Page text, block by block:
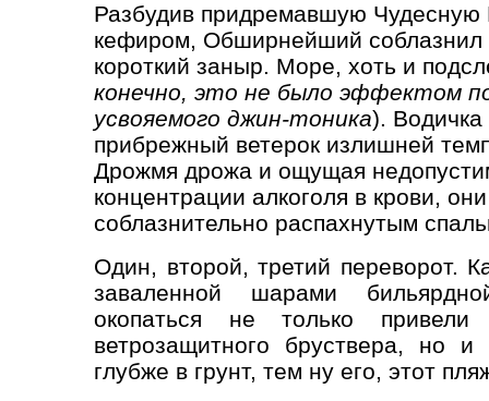
Разбудив придремавшую
кефиром, Обширнейший соблазнил
короткий заныр. Море, хоть и
конечно, это не было эффектом
усвояемого джин-тоника).
прибрежный ветерок излишней
Дрожмя дрожа и ощущая
концентрации алкоголя в крови,
соблазнительно распахнутым
Один, второй, третий переворот.
заваленной шарами
окопаться не только привели
ветрозащитного бруствера, но
глубже в грунт, тем ну его, этот